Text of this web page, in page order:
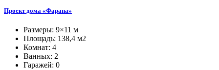
Проект дома «Фарана»
Размеры: 9×11 м
Площадь: 138,4 м2
Комнат: 4
Ванных: 2
Гаражей: 0